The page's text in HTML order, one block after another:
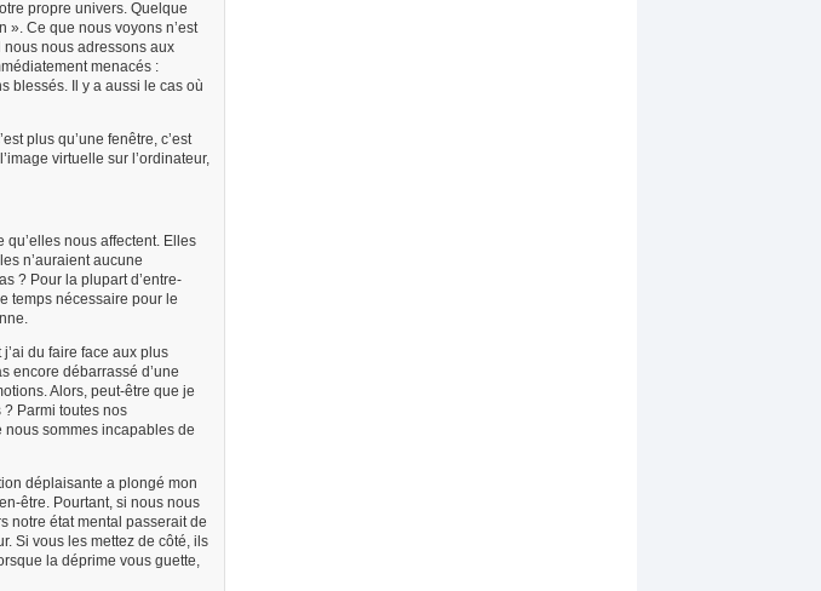
propre univers. Quelque
». Ce que nous voyons n’est
nous nous adressons aux
menacés :
blessés. Il y a aussi le cas où
plus qu’une fenêtre, c’est
virtuelle sur l’ordinateur,
nous affectent. Elles
n’auraient aucune
? Pour la plupart d’entre-
temps nécessaire pour le
du faire face aux plus
encore débarrassé d’une
Alors, peut-être que je
Parmi toutes nos
sommes incapables de
déplaisante a plongé mon
être. Pourtant, si nous nous
notre état mental passerait de
Si vous les mettez de côté, ils
la déprime vous guette,